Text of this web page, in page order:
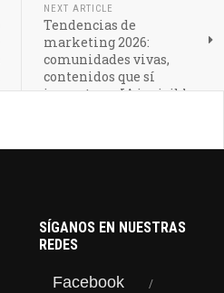
NEXT ARTICLE
Tendencias de
marketing 2026:
comunidades vivas,
contenidos que sí
importan e IA invisible
SÍGANOS EN NUESTRAS
REDES
Facebook